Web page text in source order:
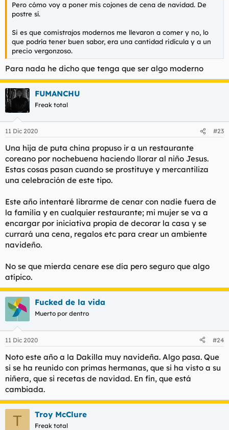
Pero cómo voy a poner mis cojones de cena de navidad. De
postre sí.
Si es que comistrajos modernos me llevaron a comer y no, lo
que podría tener buen sabor, era una cantidad ridícula y a un
precio vergonzoso.
Para nada he dicho que tenga que ser algo moderno
FUMANCHU
Freak total
11 Dic 2020 #23
Una hija de puta china propuso ir a un restaurante
coreano por nochebuena haciendo llorar al niño Jesus.
Estas cosas pasan cuando se prostituye y mercantiliza
una celebración de este tipo.
Este año intentaré librarme de cenar con nadie fuera de
la familia y en cualquier restaurante; mi mujer se va a
encargar por iniciativa propia de decorar la casa y se
currará una cena, regalos etc para crear un ambiente
navideño.
No se que mierda cenare ese día pero seguro que algo
atípico.
Fucked de la vida
Muerto por dentro
11 Dic 2020 #24
Noto este año a la Dakilla muy navideña. Algo pasa. Que
si se ha reunido con primas hermanas, que si ha visto a su
niñera, que si recetas de navidad. En fin, que está
cambiada.
T Troy McClure
Freak total